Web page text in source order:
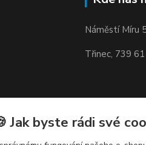
Náměstí Míru
Třinec, 739 61
Jak byste rádi své